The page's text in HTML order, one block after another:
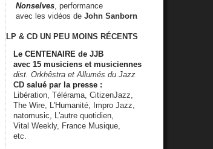
Nonselves , performance
avec les vidéos de John Sanborn
LP & CD UN PEU MOINS RÉCENTS
Le CENTENAIRE de JJB
avec 15 musiciens et musiciennes
dist. Orkhêstra et Allumés du Jazz
CD salué par la presse :
Libération, Télérama, CitizenJazz,
The Wire, L'Humanité, Impro Jazz,
natomusic, L'autre quotidien,
Vital Weekly, France Musique,
etc.